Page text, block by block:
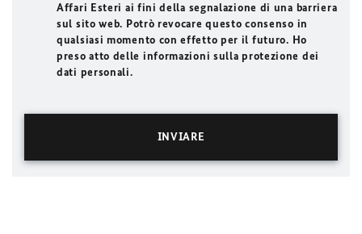
Affari Esteri ai fini della segnalazione di una barriera
sul sito web. Potrò revocare questo consenso in
qualsiasi momento con effetto per il futuro. Ho
preso atto delle informazioni sulla protezione dei
dati personali.